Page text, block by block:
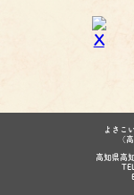
よさこ
（
高知県高